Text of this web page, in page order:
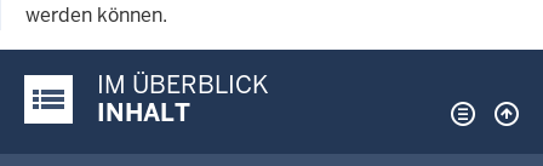
werden können.
Justiz-Portal im Überblick:
IM ÜBERBLICK
INHALT